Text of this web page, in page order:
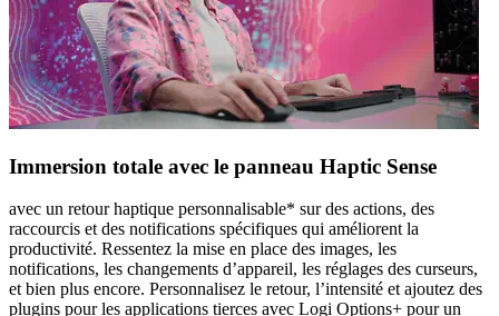
Immersion totale avec le panneau Haptic Sense
avec un retour haptique personnalisable* sur des actions, des
raccourcis et des notifications spécifiques qui améliorent la
productivité. Ressentez la mise en place des images, les
notifications, les changements d’appareil, les réglages des curseurs,
et bien plus encore. Personnalisez le retour, l’intensité et ajoutez des
plugins pour les applications tierces avec Logi Options+ pour un